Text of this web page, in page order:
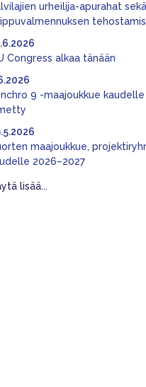
urheilija-apurahat sekä
Congress alkaa tänään
9 -maajoukkue
maajoukkue,
2026–2027
lisää...